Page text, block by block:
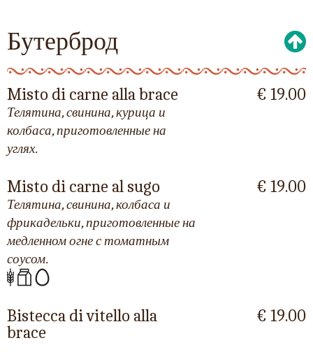
Бутерброд
Misto di carne alla brace
Телятина, свинина, курица и
колбаса, приготовленные на
углях.
€ 19.00
Misto di carne al sugo
Телятина, свинина, колбаса и
фрикадельки, приготовленные на
медленном огне с томатным
соусом.
€ 19.00
Bistecca di vitello alla
brace
€ 19.00